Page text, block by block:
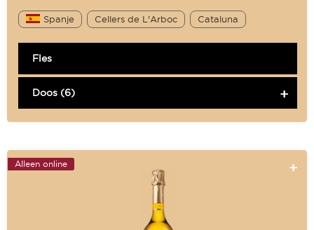
Spanje Cellers de L'Arboc Cataluna
Fles
Doos (6)
Alleen online